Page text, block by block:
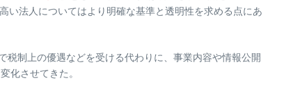
い法人についてはより明確な基準と透明性を求める点にあ
税制上の優遇などを受ける代わりに、事業内容や情報公開
化させてきた。